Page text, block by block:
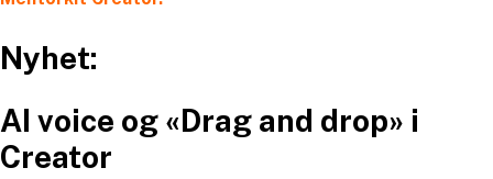
Nyhet:
AI voice og «Drag and drop» i
Creator